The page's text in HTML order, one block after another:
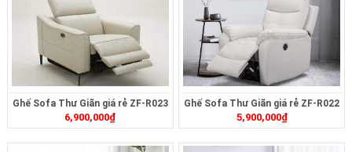
Ghế Sofa Thư Giãn giá rẻ ZF-R023
6,900,000₫
Ghế Sofa Thư Giãn giá rẻ ZF-R022
5,900,000₫